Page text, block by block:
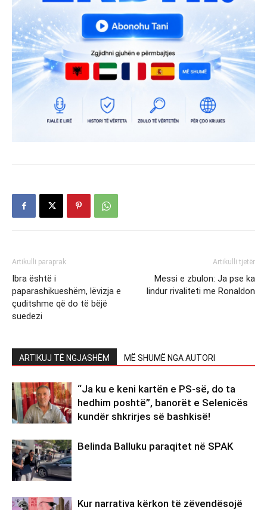
Artikulli paraprak
Ibra është i
paparashikueshëm, lëvizja e
çuditshme që do të bëjë
suedezi
Artikulli tjetër
Messi e zbulon: Ja pse ka
lindur rivaliteti me Ronaldon
ARTIKUJ TË NGJASHËM MË SHUMË NGA AUTORI
“Ja ku e keni kartën e PS-së, do ta
hedhim poshtë”, banorët e Selenicës
kundër shkrirjes së bashkisë!
Belinda Balluku paraqitet në SPAK
Kur narrativa kërkon të zëvendësojë